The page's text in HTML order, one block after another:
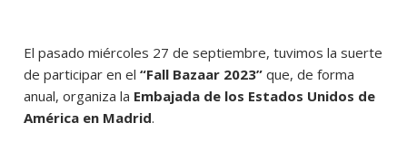
El pasado miércoles 27 de septiembre, tuvimos la suerte
de participar en el “Fall Bazaar 2023” que, de forma
anual, organiza la Embajada de los Estados Unidos de
América en Madrid.